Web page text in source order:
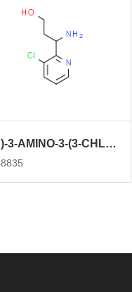
(3S)-3-AMINO-3-(3-CHLOROPYRIDIN-2-YL)PROPAN-1-OL